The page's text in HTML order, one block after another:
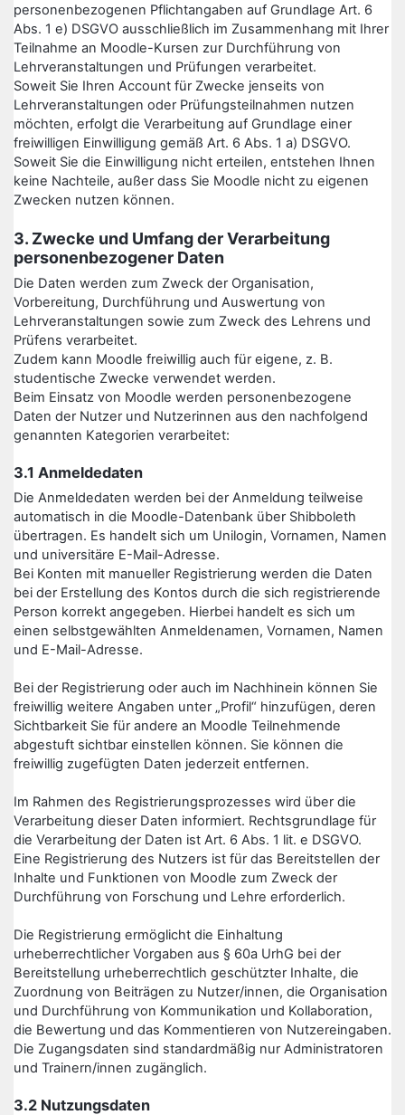
personenbezogenen Pflichtangaben auf Grundlage Art. 6
Abs. 1 e) DSGVO ausschließlich im Zusammenhang mit Ihrer
Teilnahme an Moodle-Kursen zur Durchführung von
Lehrveranstaltungen und Prüfungen verarbeitet.
Soweit Sie Ihren Account für Zwecke jenseits von
Lehrveranstaltungen oder Prüfungsteilnahmen nutzen
möchten, erfolgt die Verarbeitung auf Grundlage einer
freiwilligen Einwilligung gemäß Art. 6 Abs. 1 a) DSGVO.
Soweit Sie die Einwilligung nicht erteilen, entstehen Ihnen
keine Nachteile, außer dass Sie Moodle nicht zu eigenen
Zwecken nutzen können.
3. Zwecke und Umfang der Verarbeitung
personenbezogener Daten
Die Daten werden zum Zweck der Organisation,
Vorbereitung, Durchführung und Auswertung von
Lehrveranstaltungen sowie zum Zweck des Lehrens und
Prüfens verarbeitet.
Zudem kann Moodle freiwillig auch für eigene, z. B.
studentische Zwecke verwendet werden.
Beim Einsatz von Moodle werden personenbezogene
Daten der Nutzer und Nutzerinnen aus den nachfolgend
genannten Kategorien verarbeitet:
3.1 Anmeldedaten
Die Anmeldedaten werden bei der Anmeldung teilweise
automatisch in die Moodle-Datenbank über Shibboleth
übertragen. Es handelt sich um Unilogin, Vornamen, Namen
und universitäre E-Mail-Adresse.
Bei Konten mit manueller Registrierung werden die Daten
bei der Erstellung des Kontos durch die sich registrierende
Person korrekt angegeben. Hierbei handelt es sich um
einen selbstgewählten Anmeldenamen, Vornamen, Namen
und E-Mail-Adresse.
Bei der Registrierung oder auch im Nachhinein können Sie
freiwillig weitere Angaben unter „Profil“ hinzufügen, deren
Sichtbarkeit Sie für andere an Moodle Teilnehmende
abgestuft sichtbar einstellen können. Sie können die
freiwillig zugefügten Daten jederzeit entfernen.
Im Rahmen des Registrierungsprozesses wird über die
Verarbeitung dieser Daten informiert. Rechtsgrundlage für
die Verarbeitung der Daten ist Art. 6 Abs. 1 lit. e DSGVO.
Eine Registrierung des Nutzers ist für das Bereitstellen der
Inhalte und Funktionen von Moodle zum Zweck der
Durchführung von Forschung und Lehre erforderlich.
Die Registrierung ermöglicht die Einhaltung
urheberrechtlicher Vorgaben aus § 60a UrhG bei der
Bereitstellung urheberrechtlich geschützter Inhalte, die
Zuordnung von Beiträgen zu Nutzer/innen, die Organisation
und Durchführung von Kommunikation und Kollaboration,
die Bewertung und das Kommentieren von Nutzereingaben.
Die Zugangsdaten sind standardmäßig nur Administratoren
und Trainern/innen zugänglich.
3.2 Nutzungsdaten